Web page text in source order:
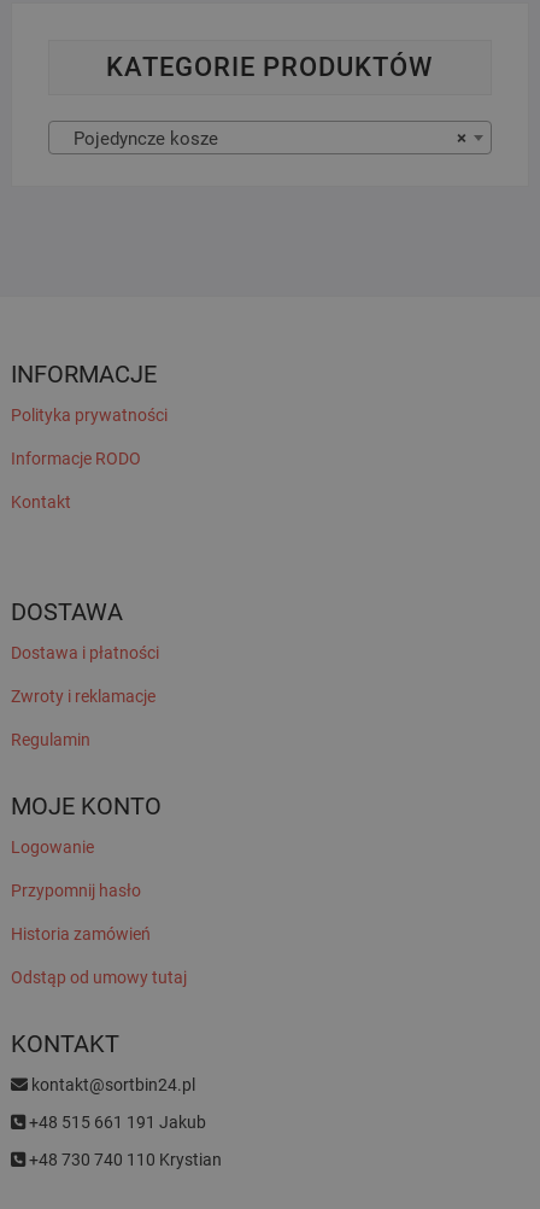
KATEGORIE PRODUKTÓW
×
Pojedyncze kosze
INFORMACJE
Polityka prywatności
Informacje RODO
Kontakt
DOSTAWA
Dostawa i płatności
Zwroty i reklamacje
Regulamin
MOJE KONTO
Logowanie
Przypomnij hasło
Historia zamówień
Odstąp od umowy tutaj
KONTAKT
kontakt@sortbin24.pl
+48 515 661 191 Jakub
+48 730 740 110 Krystian